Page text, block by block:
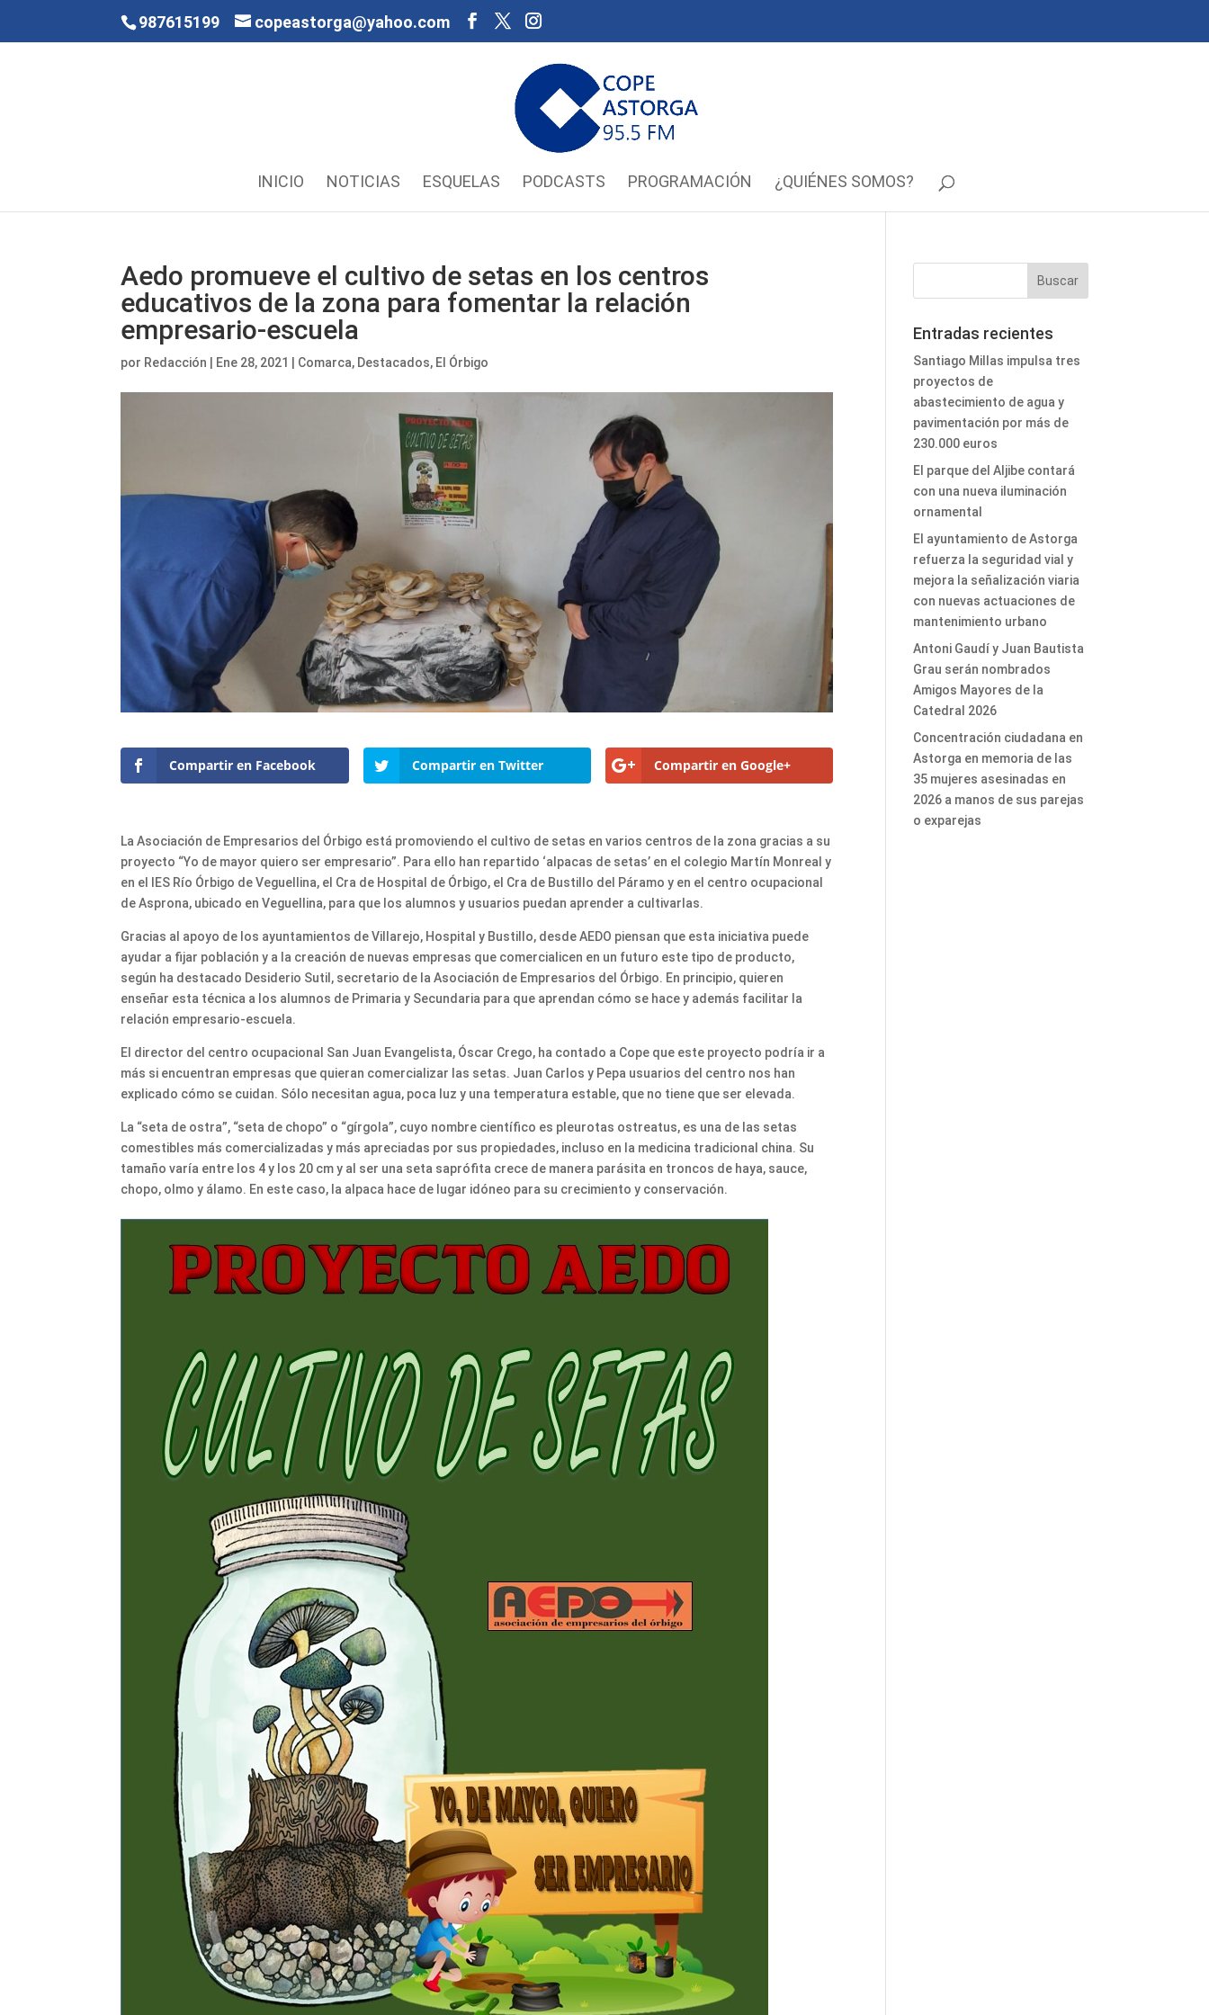
987615199 copeastorga@yahoo.com
INICIO NOTICIAS ESQUELAS PODCASTS PROGRAMACIÓN ¿QUIÉNES SOMOS?
Aedo promueve el cultivo de setas en los centros
educativos de la zona para fomentar la relación
empresario-escuela
por Redacción Ene 28, 2021 Comarca, Destacados, El Órbigo
Compartir en Facebook Compartir en Twitter Compartir en Google+
La Asociación de Empresarios del Órbigo está promoviendo el cultivo de setas en varios centros de la zona gracias a su
proyecto “Yo de mayor quiero ser empresario”. Para ello han repartido ‘alpacas de setas’ en el colegio Martín Monreal y
en el IES Río Órbigo de Veguellina, el Cra de Hospital de Órbigo, el Cra de Bustillo del Páramo y en el centro ocupacional
de Asprona, ubicado en Veguellina, para que los alumnos y usuarios puedan aprender a cultivarlas.
Gracias al apoyo de los ayuntamientos de Villarejo, Hospital y Bustillo, desde AEDO piensan que esta iniciativa puede
ayudar a fijar población y a la creación de nuevas empresas que comercialicen en un futuro este tipo de producto,
según ha destacado Desiderio Sutil, secretario de la Asociación de Empresarios del Órbigo. En principio, quieren
enseñar esta técnica a los alumnos de Primaria y Secundaria para que aprendan cómo se hace y además facilitar la
relación empresario-escuela.
El director del centro ocupacional San Juan Evangelista, Óscar Crego, ha contado a Cope que este proyecto podría ir a
más si encuentran empresas que quieran comercializar las setas. Juan Carlos y Pepa usuarios del centro nos han
explicado cómo se cuidan. Sólo necesitan agua, poca luz y una temperatura estable, que no tiene que ser elevada.
La “seta de ostra”, “seta de chopo” o “gírgola”, cuyo nombre científico es pleurotas ostreatus, es una de las setas
comestibles más comercializadas y más apreciadas por sus propiedades, incluso en la medicina tradicional china. Su
tamaño varía entre los 4 y los 20 cm y al ser una seta saprófita crece de manera parásita en troncos de haya, sauce,
chopo, olmo y álamo. En este caso, la alpaca hace de lugar idóneo para su crecimiento y conservación.
Entradas recientes
Santiago Millas impulsa tres
proyectos de
abastecimiento de agua y
pavimentación por más de
230.000 euros
El parque del Aljibe contará
con una nueva iluminación
ornamental
El ayuntamiento de Astorga
refuerza la seguridad vial y
mejora la señalización viaria
con nuevas actuaciones de
mantenimiento urbano
Antoni Gaudí y Juan Bautista
Grau serán nombrados
Amigos Mayores de la
Catedral 2026
Concentración ciudadana en
Astorga en memoria de las
35 mujeres asesinadas en
2026 a manos de sus parejas
o exparejas